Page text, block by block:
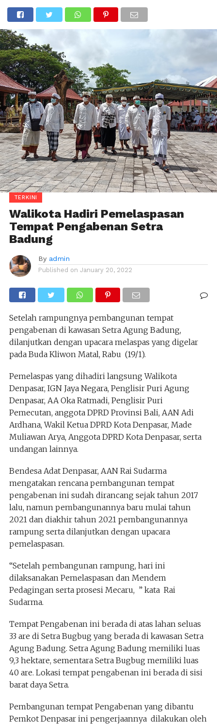
TERKINI
Walikota Hadiri Pemelaspasan
Tempat Pengabenan Setra
Badung
By admin
Published on January 20, 2022
Setelah rampungnya pembangunan tempat
pengabenan di kawasan Setra Agung Badung,
dilanjutkan dengan upacara melaspas yang digelar
pada Buda Kliwon Matal, Rabu (19/1).
Pemelaspas yang dihadiri langsung Walikota
Denpasar, IGN Jaya Negara, Penglisir Puri Agung
Denpasar, AA Oka Ratmadi, Penglisir Puri
Pemecutan, anggota DPRD Provinsi Bali, AAN Adi
Ardhana, Wakil Ketua DPRD Kota Denpasar, Made
Muliawan Arya, Anggota DPRD Kota Denpasar, serta
undangan lainnya.
Bendesa Adat Denpasar, AAN Rai Sudarma
mengatakan rencana pembangunan tempat
pengabenan ini sudah dirancang sejak tahun 2017
lalu, namun pembangunannya baru mulai tahun
2021 dan diakhir tahun 2021 pembangunannya
rampung serta dilanjutkan dengan upacara
pemelaspasan.
“Setelah pembangunan rampung, hari ini
dilaksanakan Pemelaspasan dan Mendem
Pedagingan serta prosesi Mecaru, ” kata Rai
Sudarma.
Tempat Pengabenan ini berada di atas lahan seluas
33 are di Setra Bugbug yang berada di kawasan Setra
Agung Badung. Setra Agung Badung memiliki luas
9,3 hektare, sementara Setra Bugbug memiliki luas
40 are. Lokasi tempat pengabenan ini berada di sisi
barat daya Setra.
Pembangunan tempat Pengabenan yang dibantu
Pemkot Denpasar ini pengerjaannya dilakukan oleh